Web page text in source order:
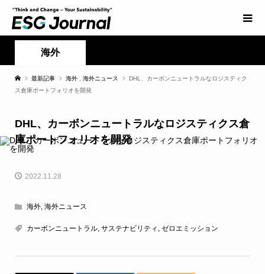
海外
最新記事 海外 海外ニュース
DHL、カーボンニュートラルなロジスティク
ス倉庫ポートフォリオを開発
DHL、カーボンニュートラルなロジスティクス倉
庫ポートフォリオを開発
2022.11.28
海外, 海外ニュース
カーボンニュートラル, サステナビリティ , ゼロエミッション